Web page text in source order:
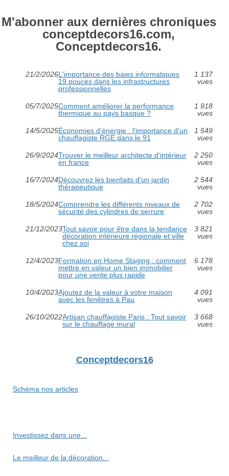
M'abonner aux dernières chroniques
conceptdecors16.com,
Conceptdecors16.
21/2/2026L'importance des baies informatiques
19 pouces dans les infrastructures
professionnelles
1 137
vues
05/7/2025Comment améliorer la performance
thermique au pays basque ?
1 918
vues
14/5/2025Économies d'énergie : l'importance d'un
chauffagiste RGE dans le 91
1 549
vues
26/9/2024Trouver le meilleur architecte d'intérieur
en france
2 250
vues
16/7/2024Découvrez les bienfaits d'un jardin
thérapeutique
2 544
vues
18/5/2024Comprendre les différents niveaux de
sécurité des cylindres de serrure
2 702
vues
21/12/2023Tout savoir pour être dans la tendance
décoration intérieure régionale et ville
chez soi
3 821
vues
12/4/2023Formation en Home Staging : comment
mettre en valeur un bien immobilier
pour une vente plus rapide
6 178
vues
10/4/2023Ajoutez de la valeur à votre maison
avec les fenêtres à Pau
4 091
vues
26/10/2022Artisan chauffagiste Paris : Tout savoir
sur le chauffage mural
3 668
vues
Conceptdecors16
Schéma nos articles
Investissez dans une...
Le meilleur de la décoration...